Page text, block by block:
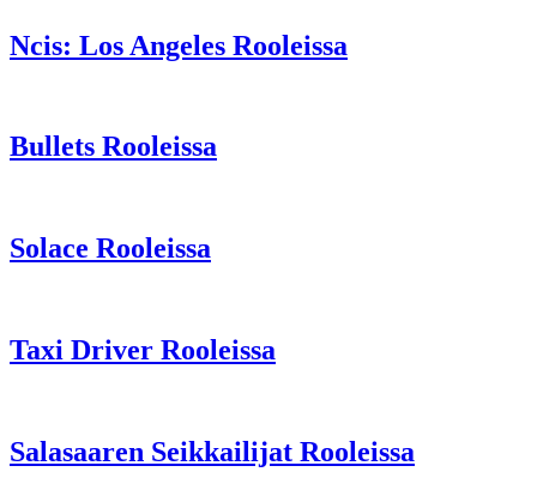
Ncis: Los Angeles Rooleissa
Bullets Rooleissa
Solace Rooleissa
Taxi Driver Rooleissa
Salasaaren Seikkailijat Rooleissa